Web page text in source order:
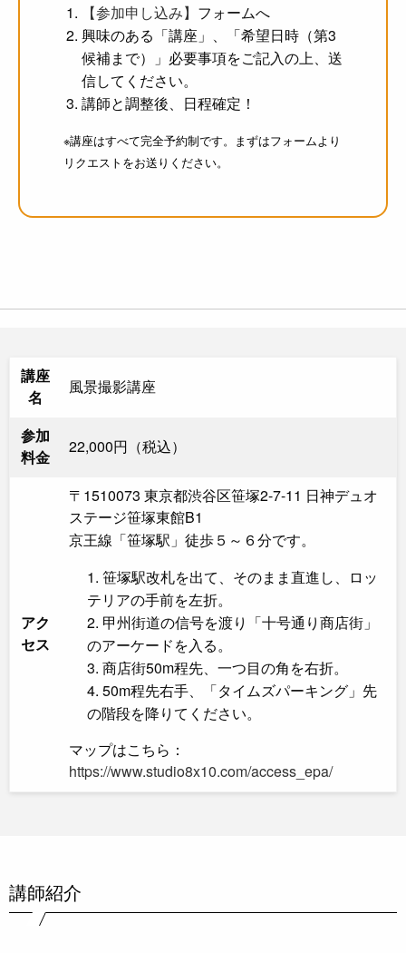
【参加申し込み】 フォームへ
興味のある「講座」、「希望日時（第3
候補まで）」必要事項をご記入の上、送
信してください。
講師と調整後、日程確定！
※講座はすべて完全予約制です。まずはフォームより
リクエストをお送りください。
講座
名
風景撮影講座
参加
料金
22,000円（税込）
アク
セス
〒1510073 東京都渋谷区笹塚2-7-11 日神デュオ
ステージ笹塚東館B1
京王線「笹塚駅」徒歩５～６分です。
笹塚駅改札を出て、そのまま直進し、ロッ
テリアの手前を左折。
甲州街道の信号を渡り「十号通り商店街」
のアーケードを入る。
商店街50m程先、一つ目の角を右折。
50m程先右手、「タイムズパーキング」先
の階段を降りてください。
マップはこちら：
https://www.studio8x10.com/access_epa/
講師紹介